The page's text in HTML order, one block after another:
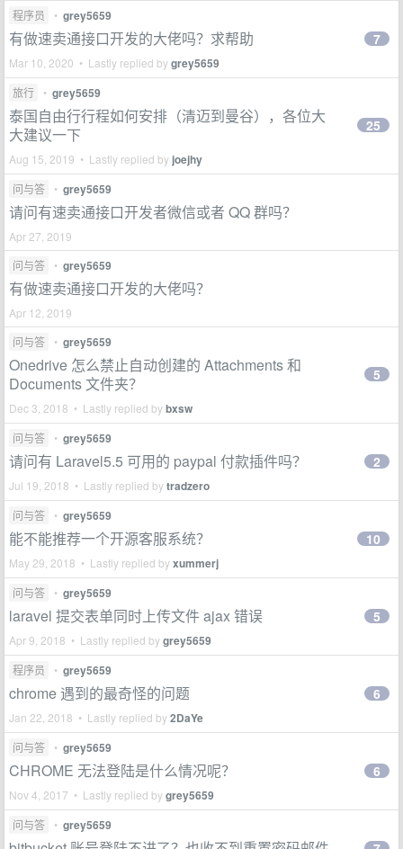
程序员 • grey5659
有做速卖通接口开发的大佬吗？求帮助
Mar 10, 2020 • Lastly replied bygrey5659
7
旅行 • grey5659
泰国自由行行程如何安排（清迈到曼谷），各位大
大建议一下
Aug 15, 2019 • Lastly replied by joejhy
25
问与答 • grey5659
请问有速卖通接口开发者微信或者 QQ 群吗？
Apr 27, 2019
问与答
• grey5659
有做速卖通接口开发的大佬吗？
Apr 12, 2019
问与答
• grey5659
Onedrive 怎么禁止自动创建的 Attachments 和
Documents 文件夹？
Dec 3, 2018 • Lastly replied bybxsw
5
问与答 • grey5659
请问有 Laravel5.5 可用的 paypal 付款插件吗？
Jul 19, 2018 • Lastly replied bytradzero
2
问与答 • grey5659
能不能推荐一个开源客服系统？
May 29, 2018 • Lastly replied byxummerj
10
问与答 • grey5659
laravel 提交表单同时上传文件 ajax 错误
Apr 9, 2018 • Lastly replied bygrey5659
5
程序员 • grey5659
chrome 遇到的最奇怪的问题
Jan 22, 2018 • Lastly replied by2DaYe
6
问与答 • grey5659
CHROME 无法登陆是什么情况呢？
Nov 4, 2017 • Lastly replied bygrey5659
6
问与答 • grey5659